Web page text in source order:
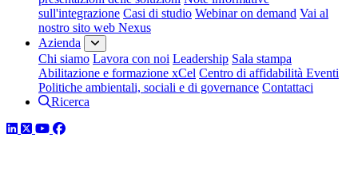
sull'integrazione Casi di studio Webinar on demand Vai al
nostro sito web Nexus
Azienda
Chi siamo Lavora con noi Leadership Sala stampa
Abilitazione e formazione xCel Centro di affidabilità Eventi
Politiche ambientali, sociali e di governance Contattaci
Ricerca
LinkedIn
TwitterYouTube
Facebook